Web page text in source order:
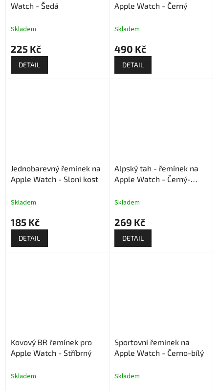
Watch - Šedá
Skladem
225 Kč
DETAIL
Apple Watch - Černý
Skladem
490 Kč
DETAIL
Jednobarevný řemínek na
Apple Watch - Sloní kost
Skladem
185 Kč
DETAIL
Alpský tah - řemínek na
Apple Watch - Černý-
Skladem
269 Kč
DETAIL
Kovový BR řemínek pro
Apple Watch - Stříbrný
Skladem
Sportovní řemínek na
Apple Watch - Černo-bílý
Skladem